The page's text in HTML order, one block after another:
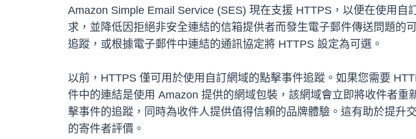
Amazon Simple Email Service (SES) 現在支援 HTTPS，以便在使用
求，並降低因拒絕非安全連結的信箱提供者而發生電子郵件傳送問題
追蹤，或根據電子郵件中連結的通訊協定將 HTTPS 設定為可選。
以前，HTTPS 僅可用於使用自訂網域的點擊事件追蹤。如果您需要
件中的連結是使用 Amazon 提供的網域包裝，該網域會立即將收件者
擊事件的追蹤，同時為收件人提供值得信賴的品牌體驗。這有助於提
的寄件者評價。